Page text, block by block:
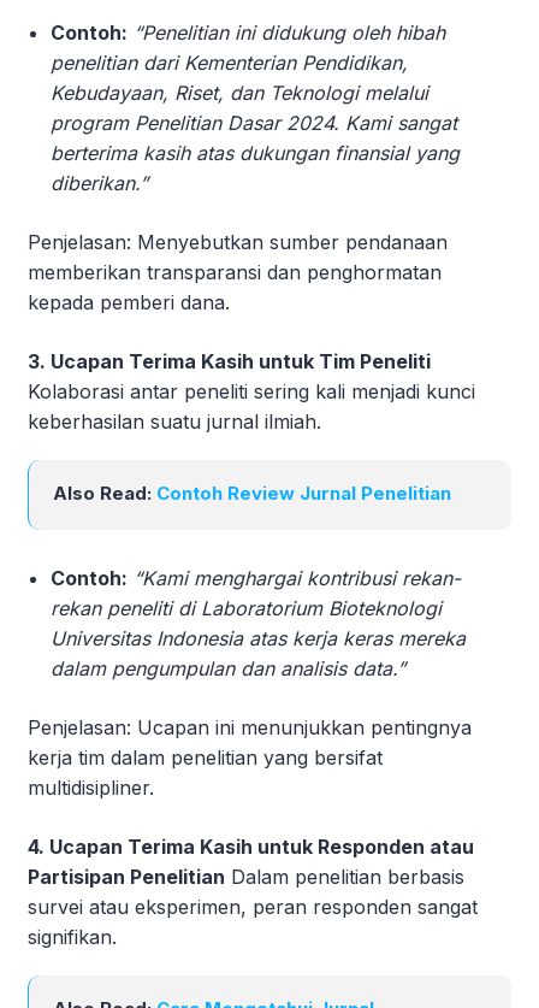
Contoh: “Penelitian ini didukung oleh hibah
penelitian dari Kementerian Pendidikan,
Kebudayaan, Riset, dan Teknologi melalui
program Penelitian Dasar 2024. Kami sangat
berterima kasih atas dukungan finansial yang
diberikan.”
Penjelasan: Menyebutkan sumber pendanaan
memberikan transparansi dan penghormatan
kepada pemberi dana.
3. Ucapan Terima Kasih untuk Tim Peneliti
Kolaborasi antar peneliti sering kali menjadi kunci
keberhasilan suatu jurnal ilmiah.
Also Read: Contoh Review Jurnal Penelitian
Contoh: “Kami menghargai kontribusi rekan-
rekan peneliti di Laboratorium Bioteknologi
Universitas Indonesia atas kerja keras mereka
dalam pengumpulan dan analisis data.”
Penjelasan: Ucapan ini menunjukkan pentingnya
kerja tim dalam penelitian yang bersifat
multidisipliner.
4. Ucapan Terima Kasih untuk Responden atau
Partisipan Penelitian Dalam penelitian berbasis
survei atau eksperimen, peran responden sangat
signifikan.